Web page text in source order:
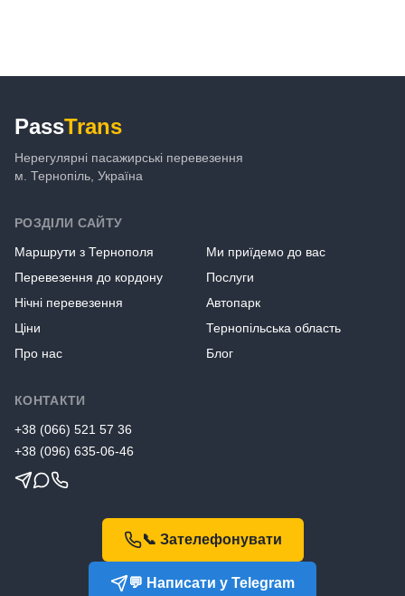
PassTrans
Нерегулярні пасажирські перевезення
м. Тернопіль, Україна
РОЗДІЛИ САЙТУ
Маршрути з Тернополя
Ми приїдемо до вас
Перевезення до кордону
Послуги
Нічні перевезення
Автопарк
Ціни
Тернопільська область
Про нас
Блог
КОНТАКТИ
+38 (066) 521 57 36
+38 (096) 635-06-46
📞 Зателефонувати
💬 Написати у Telegram